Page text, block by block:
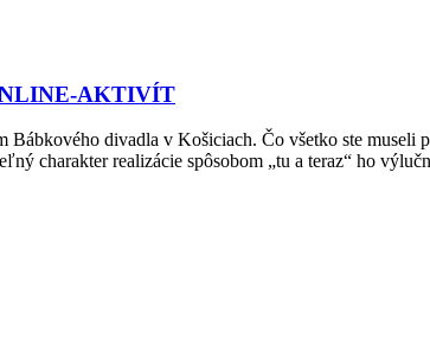
AKTIVÍT
divadla v Košiciach. Čo všetko ste museli
charakter realizácie spôsobom „tu a teraz“ ho